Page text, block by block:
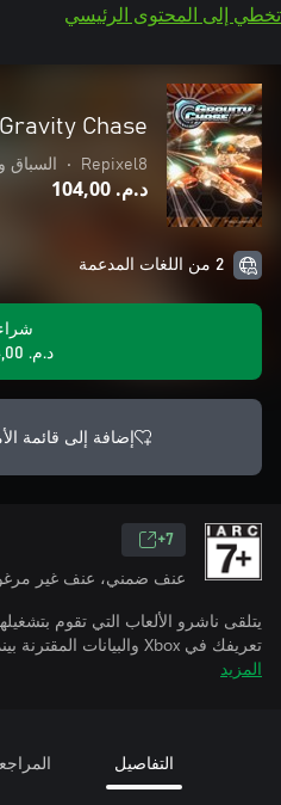
تخطي إلى المحتوى الرئيسي
Gravity Chase
Repixel8
• السباق
د.م.‏ 104,00
2 من اللغات المدعمة
د.م.‏ 104,00
إضافة إلى قائمة
7+
عنف ضمني، عنف غير
يتلقى ناشرو الألعاب التي تقوم
تعريفك في Xbox والبيانات المقترنة بينما تمارس الألعاب.
المزيد
التفاصيل